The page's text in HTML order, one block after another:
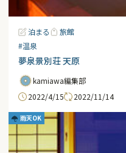
泊まる
旅館
#温泉
夢泉景別荘 天原
kamiawa編集部
2022/4/15
2022/11/14
雨天OK